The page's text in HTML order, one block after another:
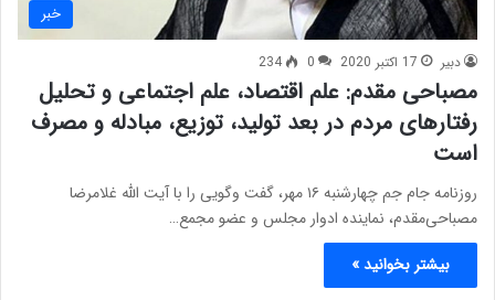
خبر
دبیر 17 اکتبر 2020 0
234
مصباحی مقدم: علم اقتصاد، علم اجتماعی و تحلیل
رفتارهای مردم در بعد تولید، توزیع، مبادله و مصرف
است
روزنامه جام جم چهارشنبه ۱۶ مهر، گفت وگویی را با آیت الله غلامرضا
مصباحی‌مقدم، نماینده ادوار مجلس و عضو مجمع…
بیشتر بخوانید »